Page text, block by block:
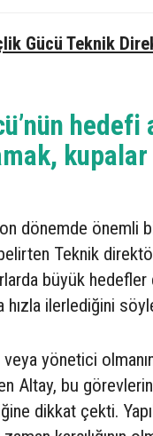
Gücü Teknik
hedefi
kupalar
dönemde önemli
Teknik
büyük hedefler
hızla ilerlediğini
yönetici
Altay, bu
dikkat çekti.